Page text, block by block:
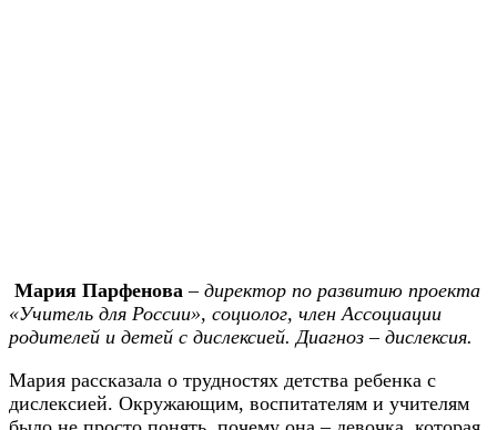
Мария Парфенова – директор по развитию проекта
«Учитель для России», социолог, член Ассоциации
родителей и детей с дислексией. Диагноз – дислексия.
Мария рассказала о трудностях детства ребенка с
дислексией. Окружающим, воспитателям и учителям